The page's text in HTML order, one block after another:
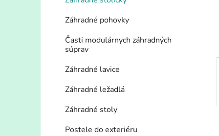
Záhradné pohovky
Časti modulárnych záhradných
súprav
Záhradné lavice
Záhradné ležadlá
Záhradné stoly
Postele do exteriéru